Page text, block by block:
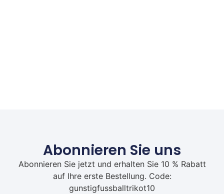
Abonnieren Sie uns
Abonnieren Sie jetzt und erhalten Sie 10 % Rabatt
auf Ihre erste Bestellung. Code:
gunstigfussballtrikot10